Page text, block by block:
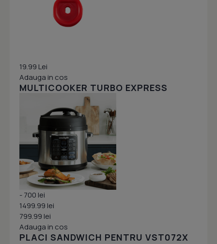
19.99 Lei
Adauga in cos
MULTICOOKER TURBO EXPRESS
- 700 lei
1499.99 lei
799.99 lei
Adauga in cos
PLACI SANDWICH PENTRU VST072X